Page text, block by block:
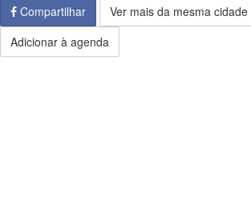
Compartilhar
Ver mais da mesma cidade
Adicionar à agenda